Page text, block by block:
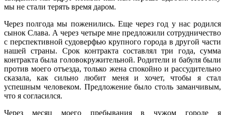
мы не стали терять время даром.
Через полгода мы поженились. Еще через год у нас родился
сынок Слава. А через четыре мне предложили сотрудничество
с перспективной судоверфью крупного города в другой части
нашей страны. Срок контракта составлял три года, сумма
контракта была головокружительной. Родители и бабуля были
против моего отъезда, только жена спокойно и рассудительно
сказала, как сильно любит меня и хочет, чтобы я стал
успешным человеком. Предложение было столь заманчивым,
что я согласился.
Через месяц моего пребывания в чужом городе я